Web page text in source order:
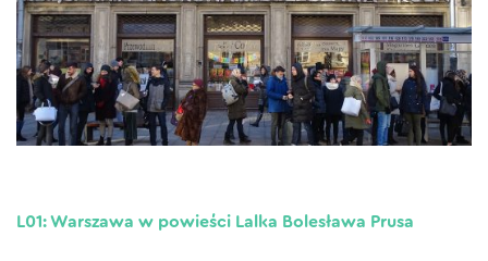
L01: Warszawa w powieści Lalka Bolesława Prusa